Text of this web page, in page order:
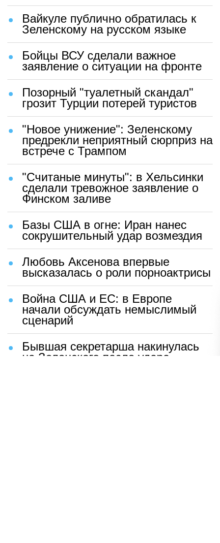
Вайкуле публично обратилась к
Зеленскому на русском языке
Бойцы ВСУ сделали важное
заявление о ситуации на фронте
Позорный "туалетный скандал"
грозит Турции потерей туристов
"Новое унижение": Зеленскому
предрекли неприятный сюрприз на
встрече с Трампом
"Считаные минуты": в Хельсинки
сделали тревожное заявление о
Финском заливе
Базы США в огне: Иран нанес
сокрушительный удар возмездия
Любовь Аксенова впервые
высказалась о роли порноактрисы
Война США и ЕС: в Европе
начали обсуждать немыслимый
сценарий
Бывшая секретарша накинулась
на Зеленского после удара